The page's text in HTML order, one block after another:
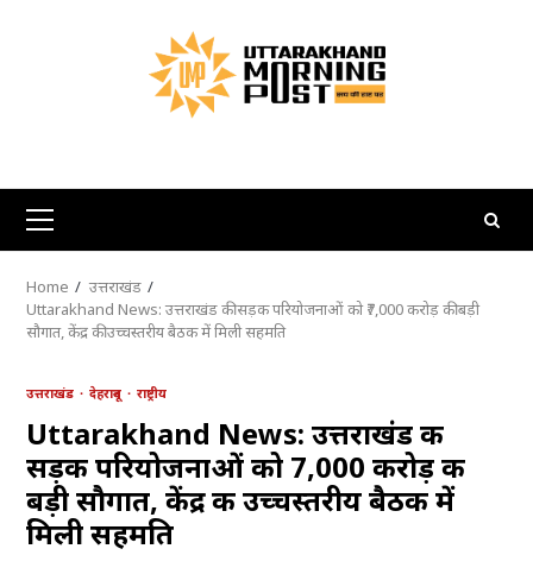
Primary
Menu
Home
उत्तराखंड
Uttarakhand News: उत्तराखंड की सड़क परियोजनाओं को ₹7,000 करोड़ की बड़ी
सौगात, केंद्र की उच्चस्तरीय बैठक में मिली सहमति
उत्तराखंड देहरादून राष्ट्रीय
Uttarakhand News: उत्तराखंड की
सड़क परियोजनाओं को ₹7,000 करोड़ की
बड़ी सौगात, केंद्र की उच्चस्तरीय बैठक में
मिली सहमति